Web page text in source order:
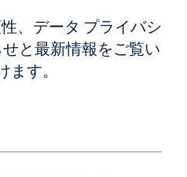
、データ プライバシ
と最新情報をご覧い
ます。